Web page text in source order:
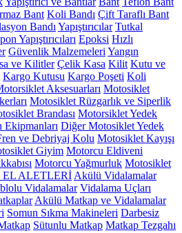
Bant Koli Bandı Çift Taraflı Bant
Bandı Yapıştırıcılar Tutkal
Yapıştırıcıları Epoksi Hızlı
Güvenlik Malzemeleri Yangın
ve Kilitler Çelik Kasa Kilit Kutu ve
Kargo Kutusu Kargo Poşeti Koli
Aksesuarları Motosiklet
Motosiklet Rüzgarlık ve Siperlik
Brandası Motorsiklet Yedek
Diğer Motosiklet Yedek
ve Debriyaj Kolu Motosiklet Kayışı
Giyim Motorcu Eldiveni
Motorcu Yağmurluk Motosiklet
ALETLERİ Akülü Vidalamalar
Vidalamalar Vidalama Uçları
Akülü Matkap ve Vidalamalar
Somun Sıkma Makineleri Darbesiz
Sütunlu Matkap Matkap Tezgahı